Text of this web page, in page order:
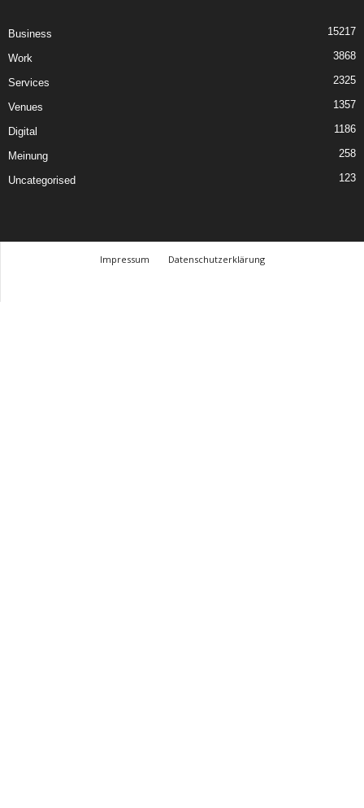
Business 15217
Work 3868
Services 2325
Venues 1357
Digital 1186
Meinung 258
Uncategorised 123
Impressum
Datenschutzerklärung